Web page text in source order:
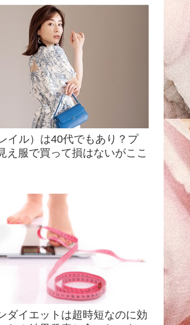
イル）は40代でもあり？プ
え服で買って損はないがここ
ダイエットは超時短なのに効